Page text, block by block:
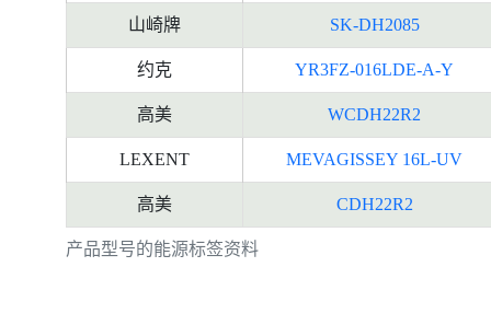
产品型号的能源标签资料
山崎牌 SK-DH2085
约克 YR3FZ-016LDE-A-Y
高美 WCDH22R2
LEXENT MEVAGISSEY 16L-UV
高美 CDH22R2